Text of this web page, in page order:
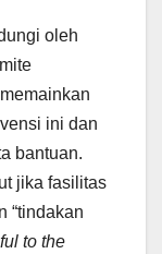
oleh
ini dan
bantuan.
jika fasilitas
“tindakan
to the